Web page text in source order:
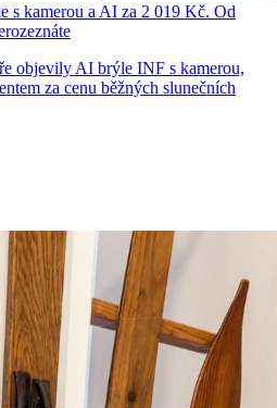
s kamerou a AI za 2 019 Kč. Od
objevily AI brýle INF s kamerou,
za cenu běžných slunečních